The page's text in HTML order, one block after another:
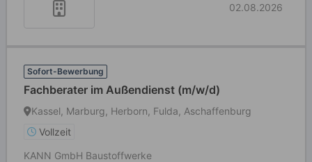
02.08.2026
Sofort-Bewerbung
Fachberater im Außendienst (m/w/d)
Kassel, Marburg, Herborn, Fulda, Aschaffenburg
Vollzeit
KANN GmbH Baustoffwerke